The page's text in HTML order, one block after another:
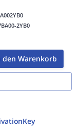
2YB0
den Warenkorb